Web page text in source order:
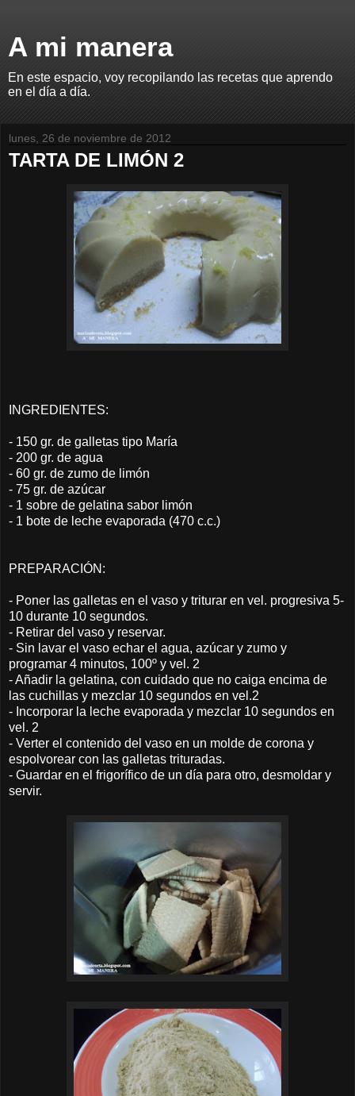
A mi manera
En este espacio, voy recopilando las recetas que aprendo
en el día a día.
lunes, 26 de noviembre de 2012
TARTA DE LIMÓN 2
INGREDIENTES:
- 150 gr. de galletas tipo María
- 200 gr. de agua
- 60 gr. de zumo de limón
- 75 gr. de azúcar
- 1 sobre de gelatina sabor limón
- 1 bote de leche evaporada (470 c.c.)
PREPARACIÓN:
- Poner las galletas en el vaso y triturar en vel. progresiva 5-
10 durante 10 segundos.
- Retirar del vaso y reservar.
- Sin lavar el vaso echar el agua, azúcar y zumo y
programar 4 minutos, 100º y vel. 2
- Añadir la gelatina, con cuidado que no caiga encima de
las cuchillas y mezclar 10 segundos en vel.2
- Incorporar la leche evaporada y mezclar 10 segundos en
vel. 2
- Verter el contenido del vaso en un molde de corona y
espolvorear con las galletas trituradas.
- Guardar en el frigorífico de un día para otro, desmoldar y
servir.